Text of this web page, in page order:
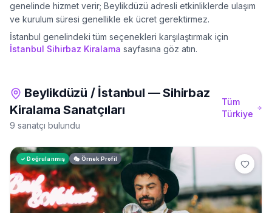
genelinde hizmet verir; Beylikdüzü adresli etkinliklerde ulaşım
ve kurulum süresi genellikle ek ücret gerektirmez.
İstanbul genelindeki tüm seçenekleri karşılaştırmak için
İstanbul Sihirbaz Kiralama sayfasına göz atın.
Beylikdüzü / İstanbul —Sihirbaz
Kiralama Sanatçıları
9 sanatçı bulundu
Tüm
Türkiye
✓ Doğrulanmış 🎭 Örnek Profil